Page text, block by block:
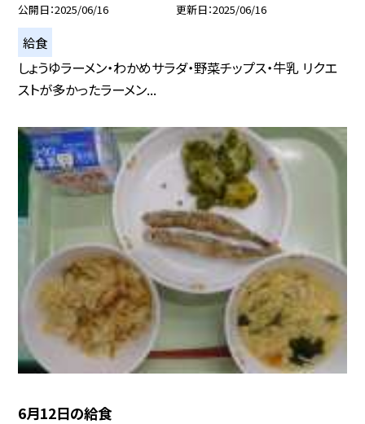
公開日 2025/06/16 更新日 2025/06/16
給食
しょうゆラーメン・わかめサラダ・野菜チップス・牛乳 リクエ
ストが多かったラーメン...
6月12日の給食